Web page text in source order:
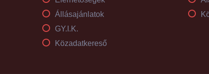
Állásajánlatok
GY.I.K.
Közadatkereső